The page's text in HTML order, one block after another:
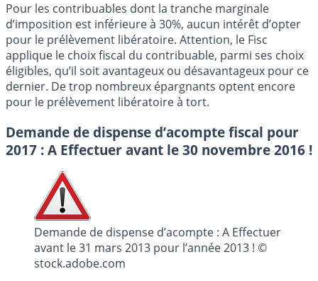
Pour les contribuables dont la tranche marginale
d’imposition est inférieure à 30%, aucun intérêt d’opter
pour le prélèvement libératoire. Attention, le Fisc
applique le choix fiscal du contribuable, parmi ses choix
éligibles, qu’il soit avantageux ou désavantageux pour ce
dernier. De trop nombreux épargnants optent encore
pour le prélèvement libératoire à tort.
Demande de dispense d’acompte fiscal pour
2017 : A Effectuer avant le 30 novembre 2016 !
Demande de dispense d’acompte : A Effectuer
avant le 31 mars 2013 pour l’année 2013 ! ©
stock.adobe.com